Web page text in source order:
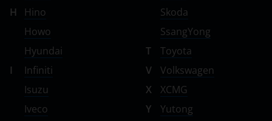
H
Hino
Howo
Hyundai
I
Infiniti
Isuzu
Iveco
Skoda
SsangYong
T
Toyota
V
Volkswagen
X
XCMG
Y
Yutong